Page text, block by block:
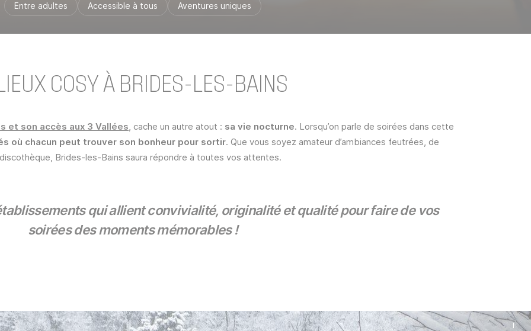
Entre adultes Accessible à tous Aventures uniques
COSY À BRIDES-LES-BAINS
et son accès aux 3 Vallées, cache un autre atout : sa vie nocturne. Lorsqu’on parle de soirées dans cette
où chacun peut trouver son bonheur pour sortir. Que vous soyez amateur d’ambiances feutrées, de
Brides-les-Bains saura répondre à toutes vos attentes.
qui allient convivialité, originalité et qualité pour faire de vos
soirées des moments mémorables !